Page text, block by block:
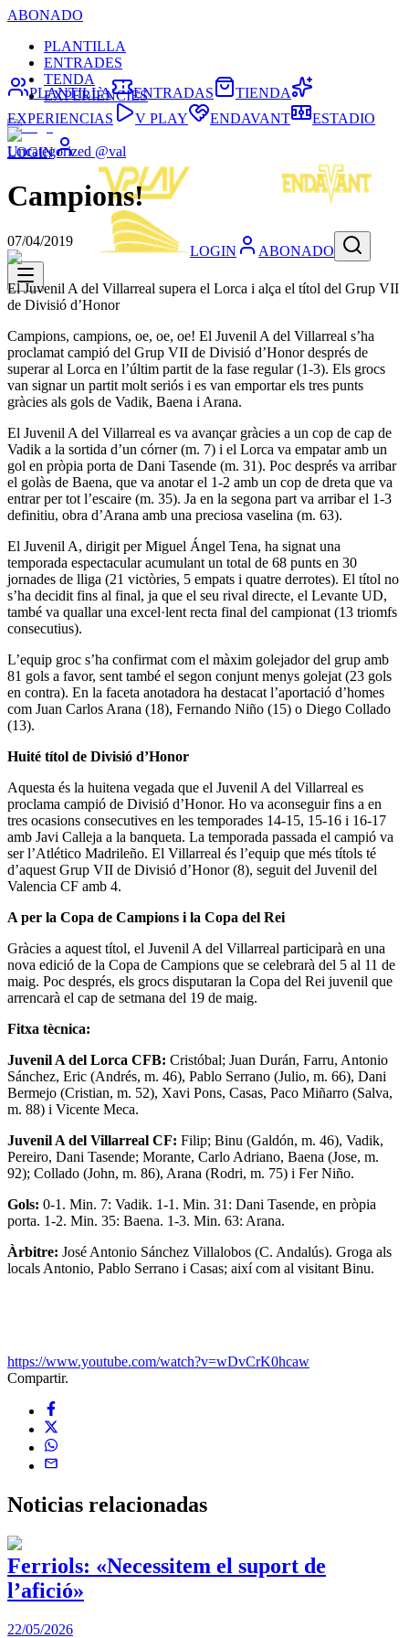
ABONADO
PLANTILLA
ENTRADES
TENDA
EXPERIÈNCIES
LOGIN
LOGIN ABONADO
PLANTILLA ENTRADAS
TIENDA
EXPERIENCIAS
V PLAY ENDAVANT ESTADIO
Uncategorized @val
Campions!
07/04/2019
El Juvenil A del Villarreal supera el Lorca i alça el títol del Grup VII
de Divisió d’Honor
Campions, campions, oe, oe, oe! El Juvenil A del Villarreal s’ha
proclamat campió del Grup VII de Divisió d’Honor després de
superar al Lorca en l’últim partit de la fase regular (1-3). Els grocs
van signar un partit molt seriós i es van emportar els tres punts
gràcies als gols de Vadik, Baena i Arana.
El Juvenil A del Villarreal es va avançar gràcies a un cop de cap de
Vadik a la sortida d’un córner (m. 7) i el Lorca va empatar amb un
gol en pròpia porta de Dani Tasende (m. 31). Poc després va arribar
el golàs de Baena, que va anotar el 1-2 amb un cop de dreta que va
entrar per tot l’escaire (m. 35). Ja en la segona part va arribar el 1-3
definitiu, obra d’Arana amb una preciosa vaselina (m. 63).
El Juvenil A, dirigit per Miguel Ángel Tena, ha signat una
temporada espectacular acumulant un total de 68 punts en 30
jornades de lliga (21 victòries, 5 empats i quatre derrotes). El títol no
s’ha decidit fins al final, ja que el seu rival directe, el Levante UD,
també va quallar una excel·lent recta final del campionat (13 triomfs
consecutius).
L’equip groc s’ha confirmat com el màxim golejador del grup amb
81 gols a favor, sent també el segon conjunt menys golejat (23 gols
en contra). En la faceta anotadora ha destacat l’aportació d’homes
com Juan Carlos Arana (18), Fernando Niño (15) o Diego Collado
(13).
Huité títol de Divisió d’Honor
Aquesta és la huitena vegada que el Juvenil A del Villarreal es
proclama campió de Divisió d’Honor. Ho va aconseguir fins a en
tres ocasions consecutives en les temporades 14-15, 15-16 i 16-17
amb Javi Calleja a la banqueta. La temporada passada el campió va
ser l’Atlético Madrileño. El Villarreal és l’equip que més títols té
d’aquest Grup VII de Divisió d’Honor (8), seguit del Juvenil del
Valencia CF amb 4.
A per la Copa de Campions i la Copa del Rei
Gràcies a aquest títol, el Juvenil A del Villarreal participarà en una
nova edició de la Copa de Campions que se celebrarà del 5 al 11 de
maig. Poc després, els grocs disputaran la Copa del Rei juvenil que
arrencarà el cap de setmana del 19 de maig.
Fitxa tècnica:
Juvenil A del Lorca CFB: Cristóbal; Juan Durán, Farru, Antonio
Sánchez, Eric (Andrés, m. 46), Pablo Serrano (Julio, m. 66), Dani
Bermejo (Cristian, m. 52), Xavi Pons, Casas, Paco Miñarro (Salva,
m. 88) i Vicente Meca.
Juvenil A del Villarreal CF: Filip; Binu (Galdón, m. 46), Vadik,
Pereiro, Dani Tasende; Morante, Carlo Adriano, Baena (Jose, m.
92); Collado (John, m. 86), Arana (Rodri, m. 75) i Fer Niño.
Gols: 0-1. Min. 7: Vadik. 1-1. Min. 31: Dani Tasende, en pròpia
porta. 1-2. Min. 35: Baena. 1-3. Min. 63: Arana.
Àrbitre: José Antonio Sánchez Villalobos (C. Andalús). Groga als
locals Antonio, Pablo Serrano i Casas; així com al visitant Binu.
https://www.youtube.com/watch?v=wDvCrK0hcaw
Compartir.
Noticias relacionadas
Ferriols: «Necessitem el suport de
l’afició»
22/05/2026